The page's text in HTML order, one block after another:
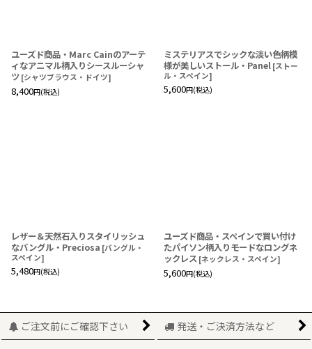
ユーズド商品・Marc Cainのアーテ
ィなアニマル柄入りシースルーシャ
ツ [シャツブラウス・ドイツ]
8,400円(税込)
ミステリアスでシックな淡い色柄模
様が美しいストール・Panel [ストー
ル・スペイン]
5,600円(税込)
レザー＆天然石入りスタイリッシュ
なバングル・Preciosa [バングル・
スペイン]
5,480円(税込)
ユーズド商品・スペインで買い付け
たパイソン柄入りモードなロングネ
ックレス [ネックレス・スペイン]
5,600円(税込)
ご注文前にご確認下さい
発送・ご決済方法など